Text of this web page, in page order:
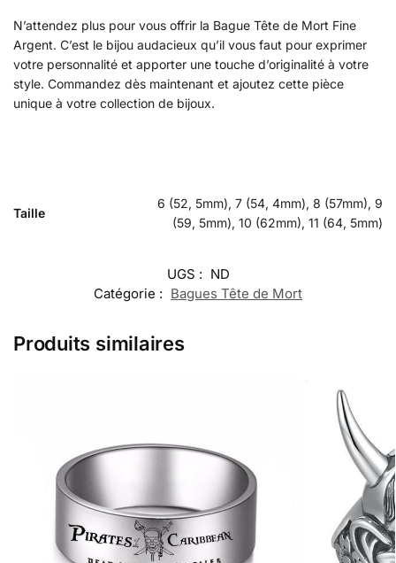
N’attendez plus pour vous offrir la Bague Tête de Mort Fine
Argent. C’est le bijou audacieux qu’il vous faut pour exprimer
votre personnalité et apporter une touche d’originalité à votre
style. Commandez dès maintenant et ajoutez cette pièce
unique à votre collection de bijoux.
Taille
6 (52, 5mm), 7 (54, 4mm), 8 (57mm), 9
(59, 5mm), 10 (62mm), 11 (64, 5mm)
UGS : ND
Catégorie : Bagues Tête de Mort
Produits similaires